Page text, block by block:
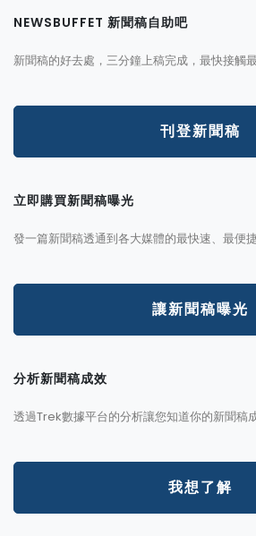
NEWSBUFFET 新聞稿自助吧
新聞稿的好去處，三分鐘上稿完成，最快接觸
刊登新聞稿
立即購買新聞稿曝光
發一篇新聞稿透通到各大媒體的最快速、最便
讓新聞稿曝光
分析新聞稿成效
透過Trek數據平台的分析讓您知道你的新聞稿
我想了解